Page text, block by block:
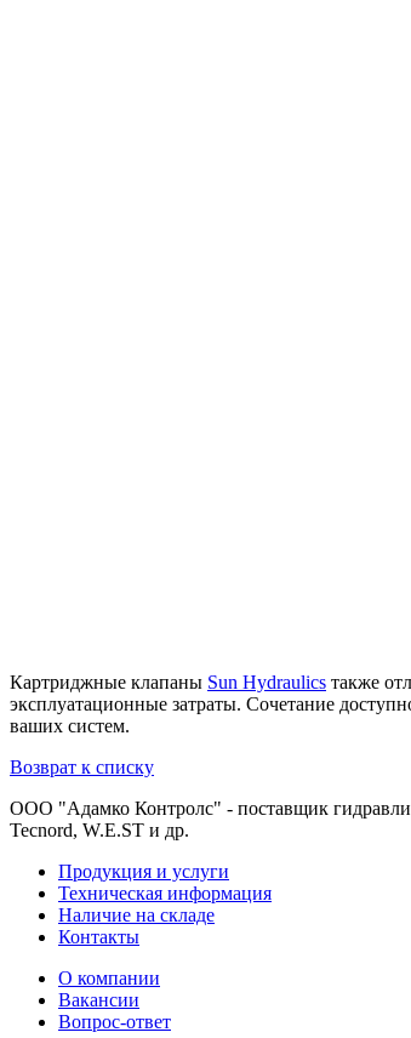
Картриджные клапаны Sun Hydraulics также
эксплуатационные затраты. Сочетание
ваших систем.
Возврат к списку
ООО "Адамко Контролс" - поставщик
Tecnord, W.E.ST и др.
Продукция и услуги
Техническая информация
Наличие на складе
Контакты
О компании
Вакансии
Вопрос-ответ